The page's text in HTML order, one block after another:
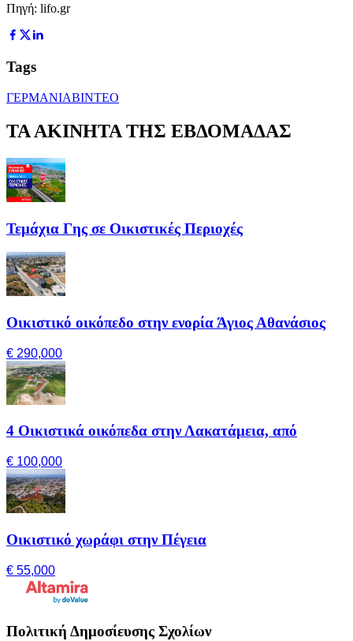
Πηγή: lifo.gr
Tags
ΓΕΡΜΑΝΙΑΒΙΝΤΕΟ
ΤΑ ΑΚΙΝΗΤΑ ΤΗΣ ΕΒΔΟΜΑΔΑΣ
Τεμάχια Γης σε Οικιστικές Περιοχές
Οικιστικό οικόπεδο στην ενορία Άγιος Αθανάσιος
€ 290,000
4 Οικιστικά οικόπεδα στην Λακατάμεια, από
€ 100,000
Οικιστικό χωράφι στην Πέγεια
€ 55,000
Πολιτική Δημοσίευσης Σχολίων